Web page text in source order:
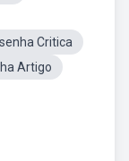
Critica
Artigo